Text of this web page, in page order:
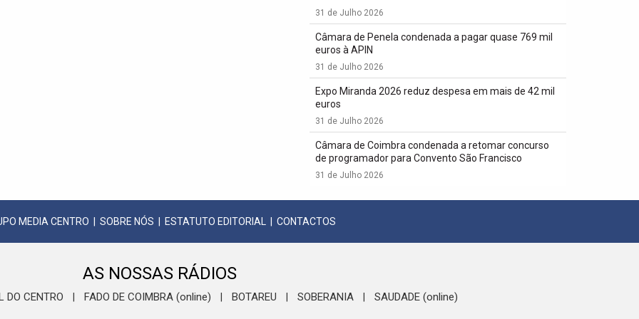
31 de Julho 2026
Câmara de Penela condenada a pagar quase 769 mil
euros à APIN
31 de Julho 2026
Expo Miranda 2026 reduz despesa em mais de 42 mil
euros
31 de Julho 2026
Câmara de Coimbra condenada a retomar concurso
de programador para Convento São Francisco
31 de Julho 2026
MEDIA CENTRO SOBRE NÓS ESTATUTO EDITORIAL CONTACTOS
AS NOSSAS RÁDIOS
DO CENTRO FADO DE COIMBRA (online) BOTAREU SOBERANIA SAUDADE (online)